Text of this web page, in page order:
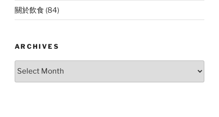
關於飲食 (84)
ARCHIVES